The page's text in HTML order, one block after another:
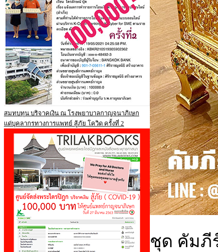
สมทบทุน บริจาคเงิน ณ โรงพยาบาลกาญจนาภิเษก
แด่บุคลากรทางการแพทย์ สู้ภัย โควิด ครั้งที่ 2
ชุด คัมภี